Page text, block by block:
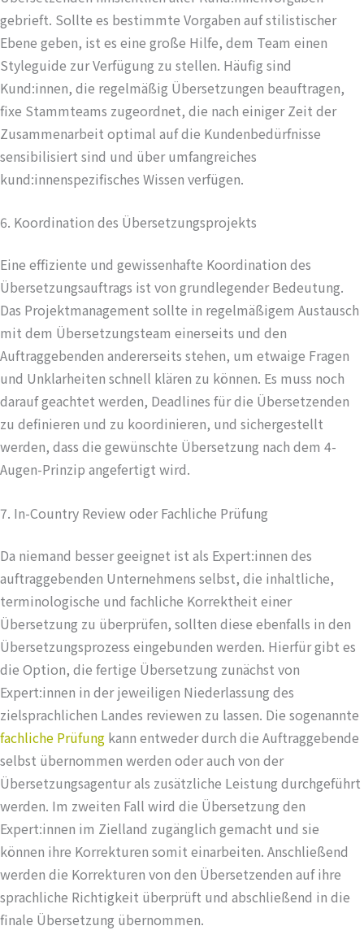
gebrieft. Sollte es bestimmte Vorgaben auf stilistischer
Ebene geben, ist es eine große Hilfe, dem Team einen
Styleguide zur Verfügung zu stellen. Häufig sind
Kund:innen, die regelmäßig Übersetzungen beauftragen,
fixe Stammteams zugeordnet, die nach einiger Zeit der
Zusammenarbeit optimal auf die Kundenbedürfnisse
sensibilisiert sind und über umfangreiches
kund:innenspezifisches Wissen verfügen.
6. Koordination des Übersetzungsprojekts
Eine effiziente und gewissenhafte Koordination des
Übersetzungsauftrags ist von grundlegender Bedeutung.
Das Projektmanagement sollte in regelmäßigem Austausch
mit dem Übersetzungsteam einerseits und den
Auftraggebenden andererseits stehen, um etwaige Fragen
und Unklarheiten schnell klären zu können. Es muss noch
darauf geachtet werden, Deadlines für die Übersetzenden
zu definieren und zu koordinieren, und sichergestellt
werden, dass die gewünschte Übersetzung nach dem 4-
Augen-Prinzip angefertigt wird.
7. In-Country Review oder Fachliche Prüfung
Da niemand besser geeignet ist als Expert:innen des
auftraggebenden Unternehmens selbst, die inhaltliche,
terminologische und fachliche Korrektheit einer
Übersetzung zu überprüfen, sollten diese ebenfalls in den
Übersetzungsprozess eingebunden werden. Hierfür gibt es
die Option, die fertige Übersetzung zunächst von
Expert:innen in der jeweiligen Niederlassung des
zielsprachlichen Landes reviewen zu lassen. Die sogenannte
fachliche Prüfung kann entweder durch die Auftraggebende
selbst übernommen werden oder auch von der
Übersetzungsagentur als zusätzliche Leistung durchgeführt
werden. Im zweiten Fall wird die Übersetzung den
Expert:innen im Zielland zugänglich gemacht und sie
können ihre Korrekturen somit einarbeiten. Anschließend
werden die Korrekturen von den Übersetzenden auf ihre
sprachliche Richtigkeit überprüft und abschließend in die
finale Übersetzung übernommen.